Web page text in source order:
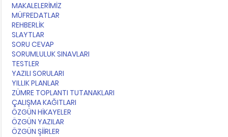
MAKALELERİMİZ
MÜFREDATLAR
REHBERLİK
SLAYTLAR
SORU CEVAP
SORUMLULUK SINAVLARI
TESTLER
YAZILI SORULARI
YILLIK PLANLAR
ZÜMRE TOPLANTI TUTANAKLARI
ÇALIŞMA KAĞITLARI
ÖZGÜN HİKAYELER
ÖZGÜN YAZILAR
ÖZGÜN ŞİİRLER